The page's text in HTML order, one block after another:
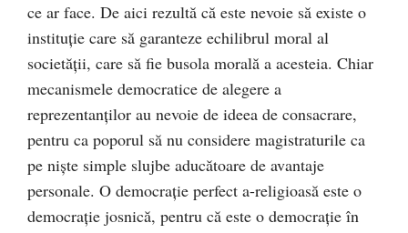
ce ar face. De aici rezultă că este nevoie să existe o
instituţie care să garanteze echilibrul moral al
societăţii, care să fie busola morală a acesteia. Chiar
mecanismele democratice de alegere a
reprezentanţilor au nevoie de ideea de consacrare,
pentru ca poporul să nu considere magistraturile ca
pe nişte simple slujbe aducătoare de avantaje
personale. O democraţie perfect a-religioasă este o
democraţie josnică, pentru că este o democraţie în